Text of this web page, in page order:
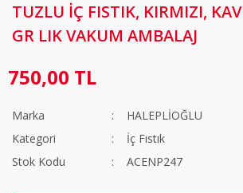
TUZLU İÇ FISTIK, KIRMIZI,
GR LIK VAKUM AMBALAJ
750,00 TL
Marka
HALEPLİOĞLU
Kategori
İç Fıstık
Stok Kodu
ACENP247